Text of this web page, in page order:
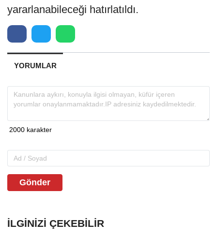
yararlanabileceği hatırlatıldı.
YORUMLAR
Gönder
İLGINIZI ÇEKEBILIR